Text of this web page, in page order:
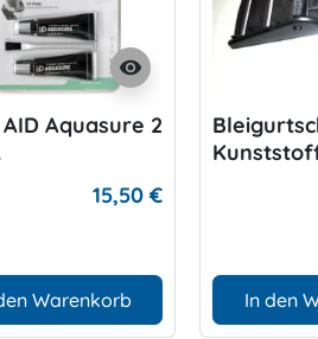
visibility
AID Aquasure 2
15,50 €
Warenkorb In den